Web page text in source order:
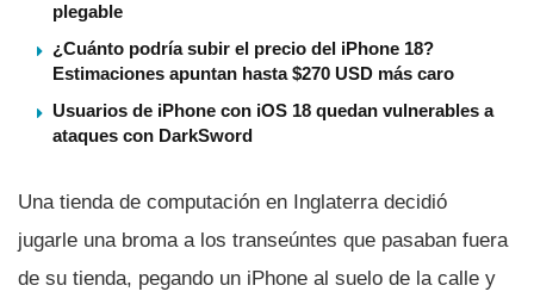
plegable
¿Cuánto podría subir el precio del iPhone 18?
Estimaciones apuntan hasta $270 USD más caro
Usuarios de iPhone con iOS 18 quedan vulnerables a
ataques con DarkSword
Una tienda de computación en Inglaterra decidió
jugarle una broma a los transeúntes que pasaban fuera
de su tienda, pegando un iPhone al suelo de la calle y